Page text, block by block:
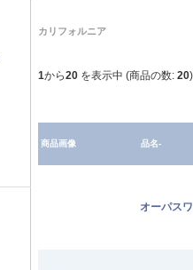
カリフォルニア
1から20 を表示中 (商品の数: 20)
商品画像 品名-
オーパス